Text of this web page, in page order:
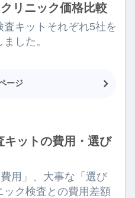
リニック価格比較
キットそれぞれ5社を
した。
ージ
キットの費用・選び
用」、大事な「選び
ク検査との費用差額